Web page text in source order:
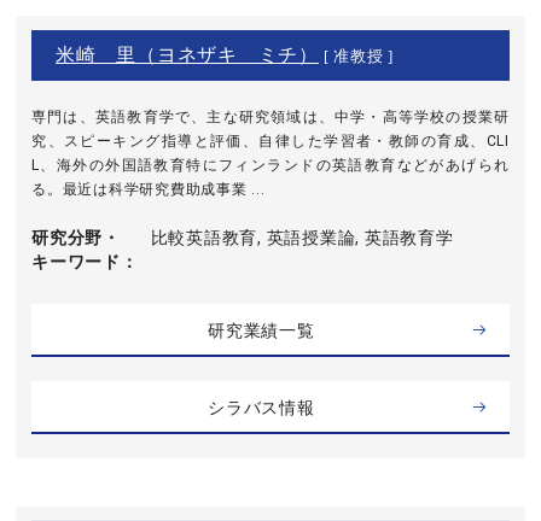
米崎 里（ヨネザキ ミチ） [ 准教授 ]
専門は、英語教育学で、主な研究領域は、中学・高等学校の授業研
究、スピーキング指導と評価、自律した学習者・教師の育成、CLI
L、海外の外国語教育特にフィンランドの英語教育などがあげられ
る。最近は科学研究費助成事業 ...
研究分野・
キーワード
比較英語教育, 英語授業論, 英語教育学
研究業績一覧
シラバス情報